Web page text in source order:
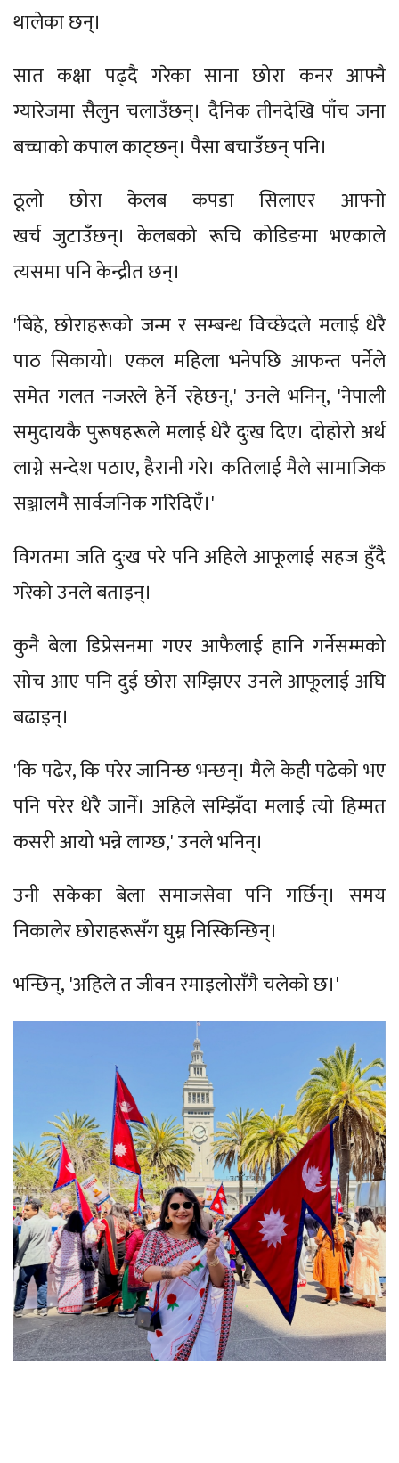
थालेका छन्।
सात कक्षा पढ्दै गरेका साना छोरा कनर आफ्नै
ग्यारेजमा सैलुन चलाउँछन्। दैनिक तीनदेखि पाँच जना
बच्चाको कपाल काट्छन्। पैसा बचाउँछन् पनि।
ठूलो छोरा केलब कपडा सिलाएर आफ्नो
खर्च जुटाउँछन्। केलबको रूचि कोडिङमा भएकाले
त्यसमा पनि केन्द्रीत छन्।
'बिहे, छोराहरूको जन्म र सम्बन्ध विच्छेदले मलाई धेरै
पाठ सिकायो। एकल महिला भनेपछि आफन्त पर्नेले
समेत गलत नजरले हेर्ने रहेछन्,' उनले भनिन्, 'नेपाली
समुदायकै पुरूषहरूले मलाई धेरै दुःख दिए। दोहोरो अर्थ
लाग्ने सन्देश पठाए, हैरानी गरे। कतिलाई मैले सामाजिक
सञ्जालमै सार्वजनिक गरिदिएँ।'
विगतमा जति दुःख परे पनि अहिले आफूलाई सहज हुँदै
गरेको उनले बताइन्।
कुनै बेला डिप्रेसनमा गएर आफैलाई हानि गर्नेसम्मको
सोच आए पनि दुई छोरा सम्झिएर उनले आफूलाई अघि
बढाइन्।
'कि पढेर, कि परेर जानिन्छ भन्छन्। मैले केही पढेको भए
पनि परेर धेरै जानेँ। अहिले सम्झिँदा मलाई त्यो हिम्मत
कसरी आयो भन्ने लाग्छ,' उनले भनिन्।
उनी सकेका बेला समाजसेवा पनि गर्छिन्। समय
निकालेर छोराहरूसँग घुम्न निस्किन्छिन्।
भन्छिन्, 'अहिले त जीवन रमाइलोसँगै चलेको छ।'